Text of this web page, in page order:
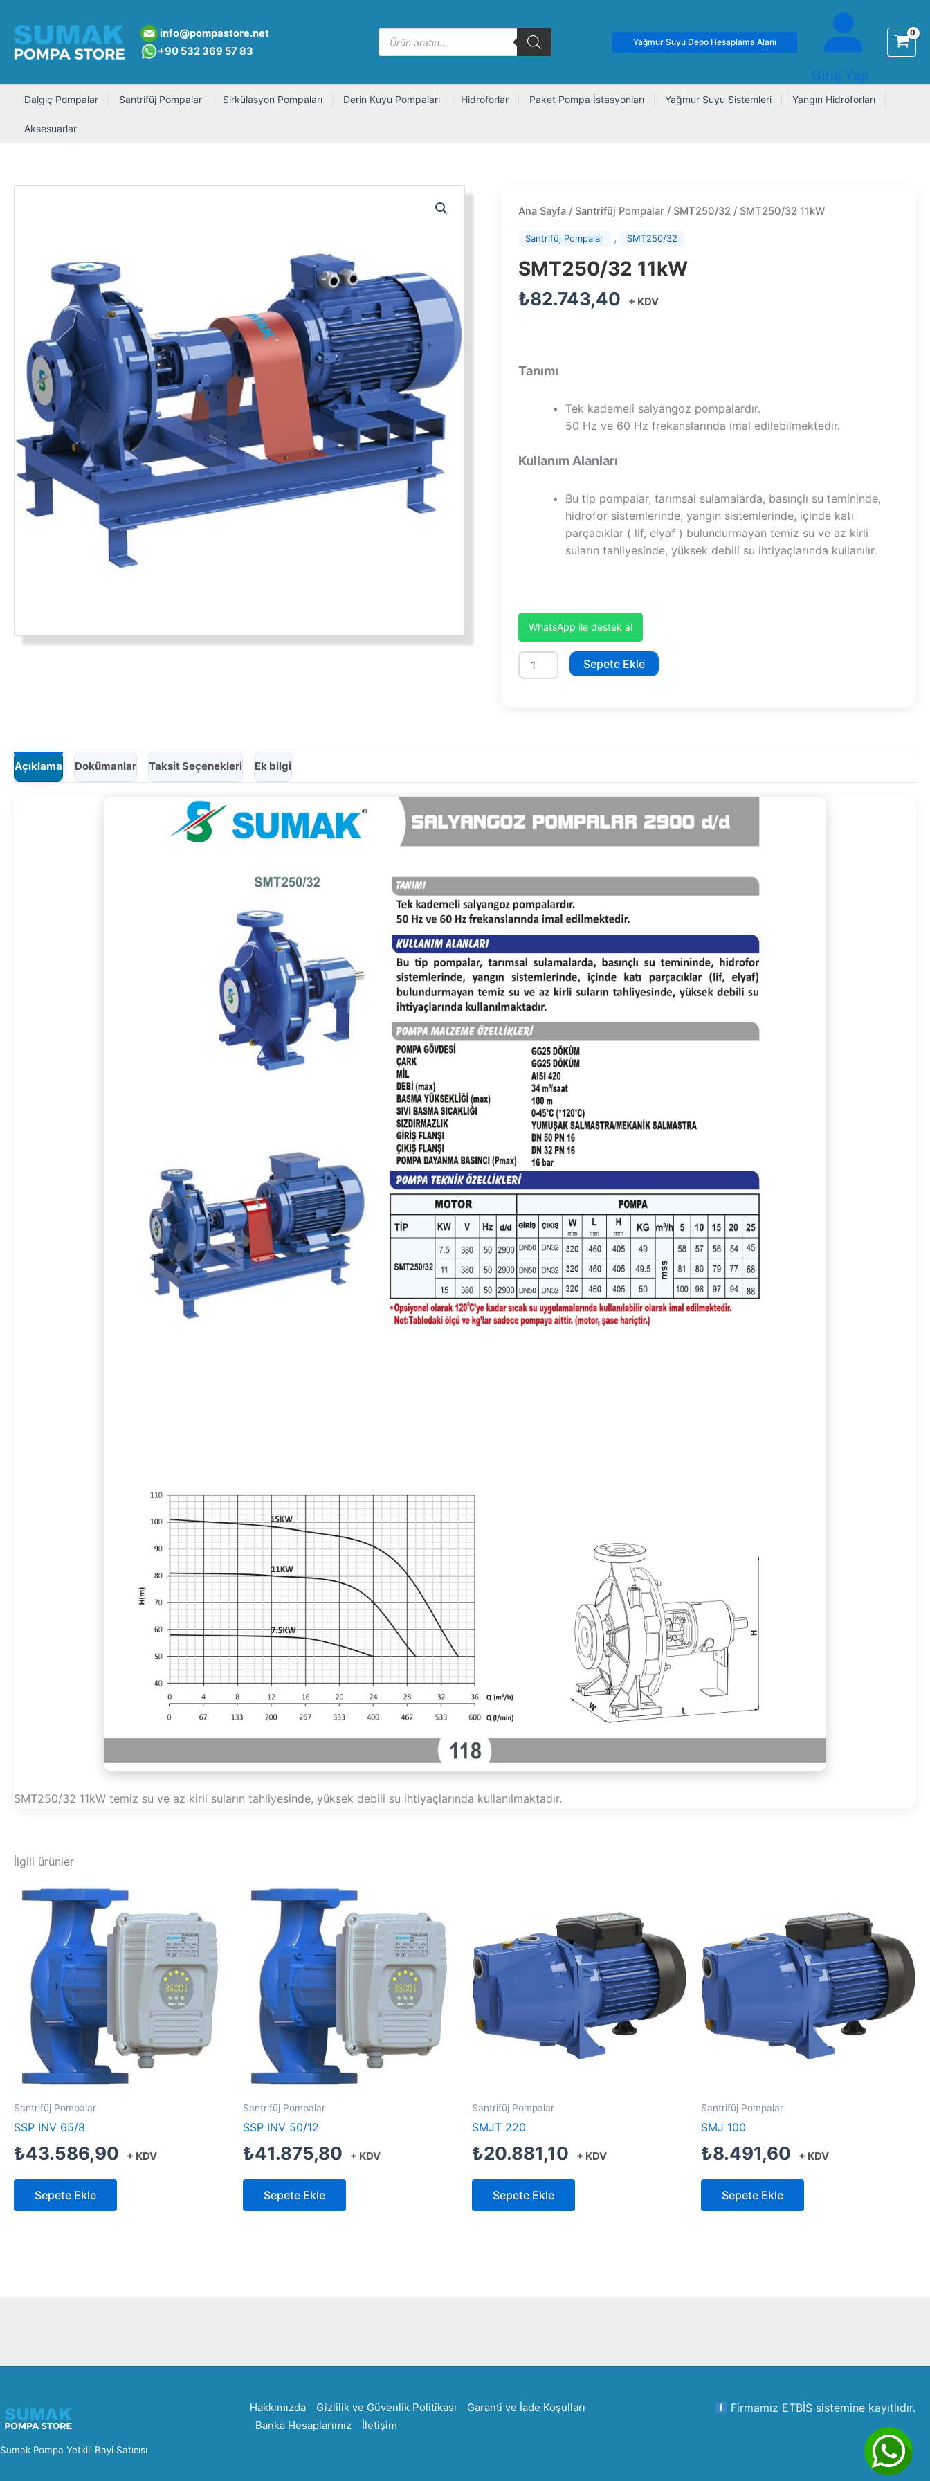
atla
info@pompastore.net
+90 532 369 57 83
search
Yağmur Suyu Depo Hesaplama Alanı
Giriş Yap
Dalgıç Pompalar Santrifüj Pompalar Sirkülasyon Pompaları Derin Kuyu Pompaları Hidroforlar Paket Pompa İstasyonları Yağmur Suyu Sistemleri Yangın Hidroforları
Aksesuarlar
Ana Sayfa / Santrifüj Pompalar / SMT250/32 / SMT250/32 11kW
Santrifüj Pompalar , SMT250/32
SMT250/32 11kW
₺82.743,40 + KDV
Tanımı
Tek kademeli salyangoz pompalardır.
50 Hz ve 60 Hz frekanslarında imal edilebilmektedir.
Kullanım Alanları
Bu tip pompalar, tarımsal sulamalarda, basınçlı su temininde,
hidrofor sistemlerinde, yangın sistemlerinde, içinde katı
parçacıklar ( lif, elyaf ) bulundurmayan temiz su ve az kirli
suların tahliyesinde, yüksek debili su ihtiyaçlarında kullanılır.
WhatsApp ile destek al
SMT250/32
11kW
Sepete Ekle
Açıklama Dokümanlar Taksit Seçenekleri Ek bilgi
SMT250/32 11kW temiz su ve az kirli suların tahliyesinde, yüksek debili su ihtiyaçlarında kullanılmaktadır.
İlgili ürünler
Santrifüj Pompalar
SSP INV 65/8
₺43.586,90 + KDV
Sepete Ekle
Santrifüj Pompalar
SSP INV 50/12
₺41.875,80 + KDV
Sepete Ekle
Santrifüj Pompalar
SMJT 220
₺20.881,10 + KDV
Sepete Ekle
Santrifüj Pompalar
SMJ 100
₺8.491,60 + KDV
Sepete Ekle
Sumak Pompa Yetkili Bayi Satıcısı
Hakkımızda Gizlilik ve Güvenlik Politikası
Garanti ve İade Koşulları
Banka Hesaplarımız
İletişim
Firmamız ETBİS sistemine kayıtlıdır.